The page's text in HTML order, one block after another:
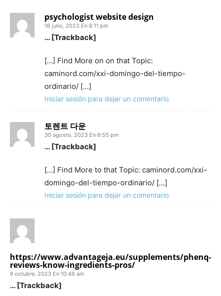
psychologist website design
16 julio, 2023 En 6:11 pm
… [Trackback]
[…] Find More on on that Topic:
caminord.com/xxi-domingo-del-tiempo-
ordinario/ […]
Iniciar sesión para dejar un comentario
토렌트 다운
30 agosto, 2023 En 6:55 pm
… [Trackback]
[…] Find More to that Topic: caminord.com/xxi-
domingo-del-tiempo-ordinario/ […]
Iniciar sesión para dejar un comentario
https://www.advantageja.eu/supplements/phenq-
reviews-know-ingredients-pros/
9 octubre, 2023 En 10:49 am
… [Trackback]